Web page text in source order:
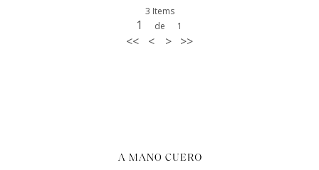
3 Items
1 de 1
<< < > >>